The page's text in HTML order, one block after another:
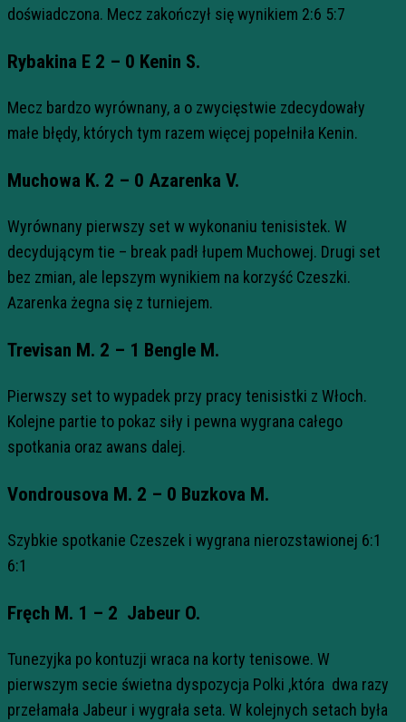
doświadczona. Mecz zakończył się wynikiem 2:6 5:7
Rybakina E 2 – 0 Kenin S.
Mecz bardzo wyrównany, a o zwycięstwie zdecydowały
małe błędy, których tym razem więcej popełniła Kenin.
Muchowa K. 2 – 0 Azarenka V.
Wyrównany pierwszy set w wykonaniu tenisistek. W
decydującym tie – break padł łupem Muchowej. Drugi set
bez zmian, ale lepszym wynikiem na korzyść Czeszki.
Azarenka żegna się z turniejem.
Trevisan M. 2 – 1 Bengle M.
Pierwszy set to wypadek przy pracy tenisistki z Włoch.
Kolejne partie to pokaz siły i pewna wygrana całego
spotkania oraz awans dalej.
Vondrousova M. 2 – 0 Buzkova M.
Szybkie spotkanie Czeszek i wygrana nierozstawionej 6:1
6:1
Fręch M. 1 – 2 Jabeur O.
Tunezyjka po kontuzji wraca na korty tenisowe. W
pierwszym secie świetna dyspozycja Polki ,która dwa razy
przełamała Jabeur i wygrała seta. W kolejnych setach była